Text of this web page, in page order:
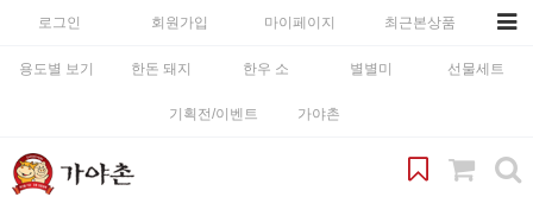
로그인 회원가입 마이페이지 최근본상품
용도별 보기 한돈 돼지 한우 소 별별미 선물세트
기획전/이벤트 가야촌